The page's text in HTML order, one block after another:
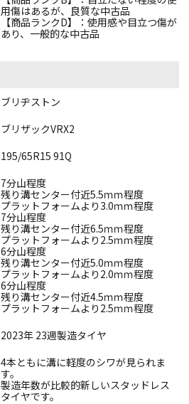
用傷はあるが、良質な中古品
【商品ランクD】：使用感や目立つ傷が
あり、一般的な中古品
ブリヂストン
ブリザックVRX2
195/65R15 91Q
7分山程度
残り溝センター付近5.5ｍｍ程度
プラットフォームより3.0ｍｍ程度
7分山程度
残り溝センター付近6.5ｍｍ程度
プラットフォームより2.5ｍｍ程度
6分山程度
残り溝センター付近5.0ｍｍ程度
プラットフォームより2.0ｍｍ程度
6分山程度
残り溝センター付近4.5ｍｍ程度
プラットフォームより2.5ｍｍ程度
2023年 23週製造タイヤ
4本ともに溝に軽度のシワが見られま
す。
製造年数が比較的新しいスタッドレス
タイヤです。